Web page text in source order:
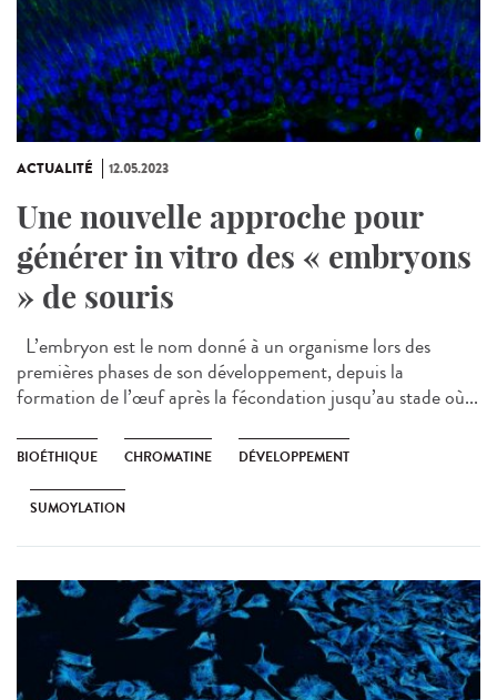
ACTUALITÉ 12.05.2023
Une nouvelle approche pour
générer in vitro des « embryons
» de souris
L’embryon est le nom donné à un organisme lors des
premières phases de son développement, depuis la
formation de l’œuf après la fécondation jusqu’au stade où...
BIOÉTHIQUE CHROMATINE DÉVELOPPEMENT
SUMOYLATION